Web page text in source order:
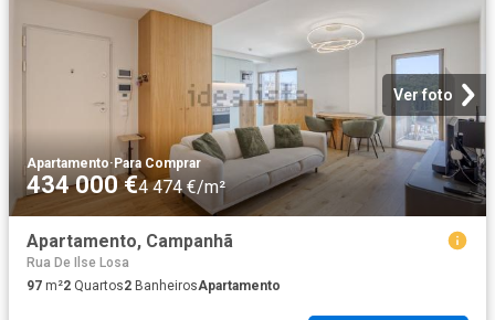
Ver foto
Apartamento·Para Comprar
434 000 €4 474 €/m²
Apartamento, Campanhã
Rua De Ilse Losa
97 m²2 Quartos2 BanheirosApartamento